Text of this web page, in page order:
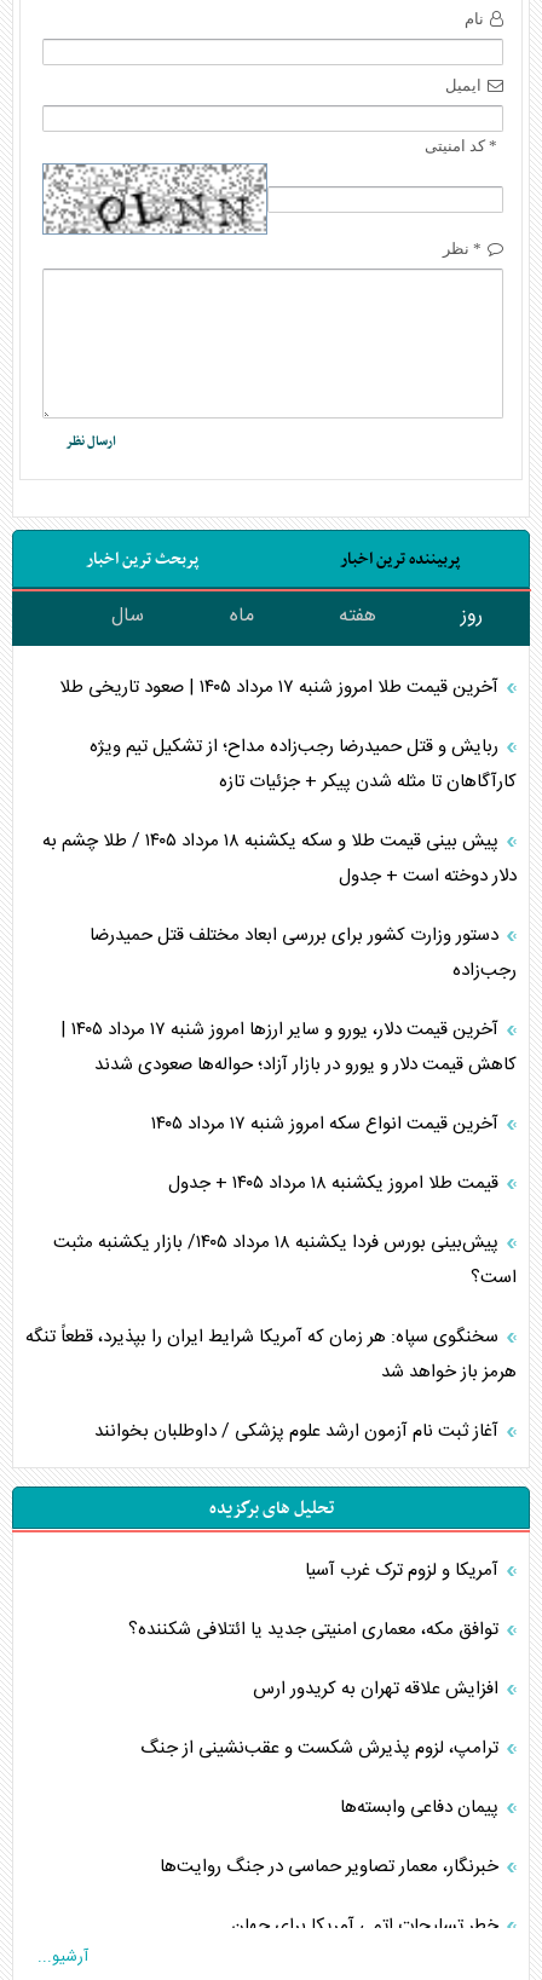
نام
ایمیل
* کد امنیتی
* نظر
پربیننده ترین اخبار پربحث ترین اخبار
روز هفته ماه سال
آخرین قیمت طلا امروز شنبه ۱۷ مرداد ۱۴۰۵ | صعود تاریخی طلا
ربایش و قتل حمیدرضا رجب‌زاده مداح؛ از تشکیل تیم ویژه
کارآگاهان تا مثله شدن پیکر + جزئیات تازه
پیش بینی قیمت طلا و سکه یکشنبه ۱۸ مرداد ۱۴۰۵ / طلا چشم به
دلار دوخته است + جدول
دستور وزارت کشور برای بررسی ابعاد مختلف قتل حمیدرضا
رجب‌زاده
آخرین قیمت دلار، یورو و سایر ارز‌ها امروز شنبه ۱۷ مرداد ۱۴۰۵ |
کاهش قیمت دلار و یورو در بازار آزاد؛ حواله‌ها صعودی شدند
آخرین قیمت انواع سکه امروز شنبه ۱۷ مرداد ۱۴۰۵
قیمت طلا امروز یکشنبه ۱۸ مرداد ۱۴۰۵ + جدول
پیش‌بینی بورس فردا یکشنبه ۱۸ مرداد ۱۴۰۵/ بازار یکشنبه مثبت
است؟
سخنگوی سپاه: هر زمان که آمریکا شرایط ایران را بپذیرد، قطعاً تنگه
هرمز باز خواهد شد
آغاز ثبت نام آزمون ارشد علوم پزشکی / داوطلبان بخوانند
تحلیل های برگزیده
آمریکا و لزوم ترک غرب آسیا
توافق مکه، معماری امنیتی جدید یا ائتلافی شکننده؟
افزایش علاقه تهران به کریدور ارس
ترامپ، لزوم پذیرش شکست و عقب‌نشینی از جنگ
پیمان دفاعی‌ وابسته‌ها
خبرنگار، معمار تصاویر حماسی در جنگ روایت‌ها
خطر تسلیحات اتمی آمریکا برای جهان
آرشیو...